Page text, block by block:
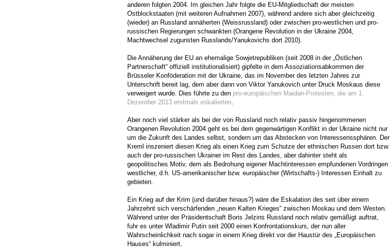
anderen folgten 2004. Im gleichen Jahr folgte die EU-Mitgliedschaft der meisten
Ostblockstaaten (mit weiteren Aufnahmen 2007), während andere sich aber gleichzeitig
(wieder) an Russland annäherten (Weissrussland) oder zwischen pro-westlichen und pro-
russischen Regierungen schwankten (Orangene Revolution in der Ukraine 2004,
Machtwechsel zugunsten Russlands/Yanukovichs dort 2010).
Die Annäherung der EU an ehemalige Sowjetrepubliken (seit 2008 in der „Östlichen
Partnerschaft“ offiziell institutionalisiert) gipfelte in dem Assoziationsabkommen der
Brüsseler Konföderation mit der Ukraine, das im November des letzten Jahres zur
Unterschrift bereit lag, dem aber dann von Viktor Yanukovich unter Druck Moskaus diese
verweigert wurde. Dies führte zu den pro-europäischen Maidan-Protesten, die am 1.
Dezember 2013 erstmals eskalierten
Aber noch viel stärker als bei der von Russland noch relativ passiv hingenommenen
Orangenen Revolution 2004 geht es bei dem gegenwärtigen Konflikt in der Ukraine nicht nur
um die Zukunft des Landes selbst, sondern um das Abstecken von Interessenssphären. Der
Kreml inszeniert diesen Krieg als einen Krieg zum Schutze der ethnischen Russen dort bzw.
auch der pro-russischen Ukrainer im Rest des Landes, aber dahinter steht als
geopolitisches Motiv, dem als Bedrohung eigener Machtinteressen empfundenen Vordringen
westlicher, d.h. US-amerikanischer bzw. europäischer (Wirtschafts-) Interessen Einhalt zu
gebieten.
Ein Krieg auf der Krim (und darüber hinaus?) wäre die Eskalation des seit über einem
Jahrzehnt sich verschärfenden „neuen Kalten Krieges“ zwischen Moskau und dem Westen.
Während unter der Präsidentschaft Boris Jelzins Russland noch relativ gemäßigt auftrat,
fuhr es unter Wladimir Putin seit 2000 einen Konfrontationskurs, der nun aller
Wahrscheinlichkeit nach sogar in einem Krieg direkt vor der Haustür des „Europäischen
Hauses“ kulminiert.